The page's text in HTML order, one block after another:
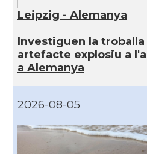
Leipzig - Alemanya
Investiguen la
artefacte explosiu a
a Alemanya
2026-08-05